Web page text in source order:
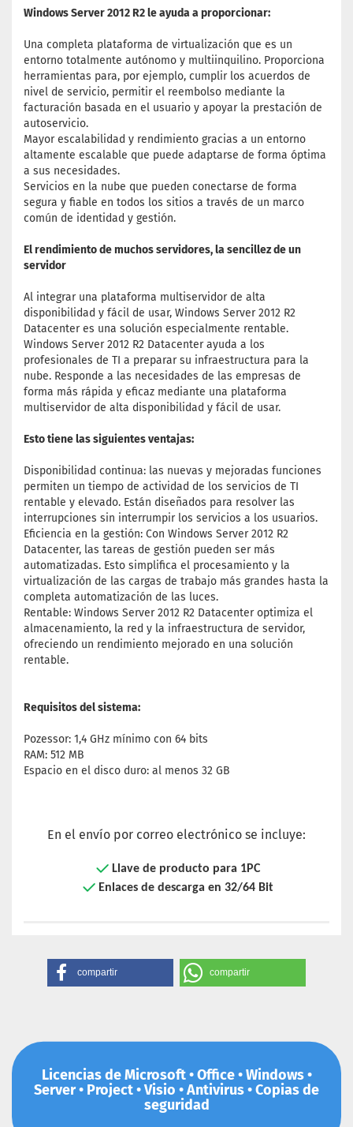
Windows Server 2012 R2 le ayuda a proporcionar:
Una completa plataforma de virtualización que es un
entorno totalmente autónomo y multiinquilino. Proporciona
herramientas para, por ejemplo, cumplir los acuerdos de
nivel de servicio, permitir el reembolso mediante la
facturación basada en el usuario y apoyar la prestación de
autoservicio.
Mayor escalabilidad y rendimiento gracias a un entorno
altamente escalable que puede adaptarse de forma óptima
a sus necesidades.
Servicios en la nube que pueden conectarse de forma
segura y fiable en todos los sitios a través de un marco
común de identidad y gestión.
El rendimiento de muchos servidores, la sencillez de un
servidor
Al integrar una plataforma multiservidor de alta
disponibilidad y fácil de usar, Windows Server 2012 R2
Datacenter es una solución especialmente rentable.
Windows Server 2012 R2 Datacenter ayuda a los
profesionales de TI a preparar su infraestructura para la
nube. Responde a las necesidades de las empresas de
forma más rápida y eficaz mediante una plataforma
multiservidor de alta disponibilidad y fácil de usar.
Esto tiene las siguientes ventajas:
Disponibilidad continua: las nuevas y mejoradas funciones
permiten un tiempo de actividad de los servicios de TI
rentable y elevado. Están diseñados para resolver las
interrupciones sin interrumpir los servicios a los usuarios.
Eficiencia en la gestión: Con Windows Server 2012 R2
Datacenter, las tareas de gestión pueden ser más
automatizadas. Esto simplifica el procesamiento y la
virtualización de las cargas de trabajo más grandes hasta la
completa automatización de las luces.
Rentable: Windows Server 2012 R2 Datacenter optimiza el
almacenamiento, la red y la infraestructura de servidor,
ofreciendo un rendimiento mejorado en una solución
rentable.
Requisitos del sistema:
Pozessor: 1,4 GHz mínimo con 64 bits
RAM: 512 MB
Espacio en el disco duro: al menos 32 GB
En el envío por correo electrónico se incluye:
Llave de producto para 1PC
Enlaces de descarga en 32/64 Bit
compartir compartir
Licencias de Microsoft • Office • Windows •
Server • Project • Visio • Antivirus • Copias de
seguridad